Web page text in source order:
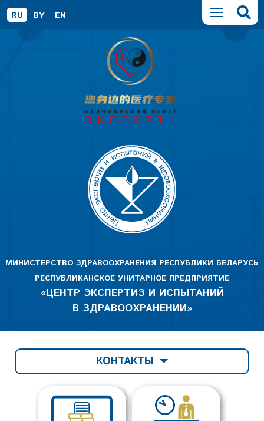
RU BY EN
МИНИСТЕРСТВО ЗДРАВООХРАНЕНИЯ РЕСПУБЛИКИ БЕЛАРУСЬ
РЕСПУБЛИКАНСКОЕ УНИТАРНОЕ ПРЕДПРИЯТИЕ
«ЦЕНТР ЭКСПЕРТИЗ И ИСПЫТАНИЙ
В ЗДРАВООХРАНЕНИИ»
КОНТАКТЫ